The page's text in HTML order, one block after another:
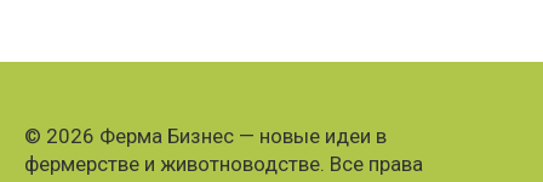
© 2026 Ферма Бизнес — новые идеи в
фермерстве и животноводстве. Все права